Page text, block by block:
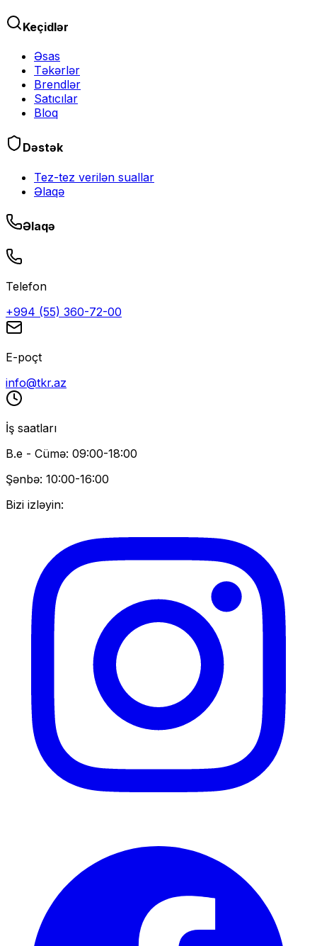
Keçidlər
Əsas
Təkərlər
Brendlər
Satıcılar
Bloq
Dəstək
Tez-tez verilən suallar
Əlaqə
Əlaqə
Telefon
+994 (55) 360-72-00
E-poçt
info@tkr.az
İş saatları
B.e - Cümə: 09:00-18:00
Şənbə: 10:00-16:00
Bizi izləyin: